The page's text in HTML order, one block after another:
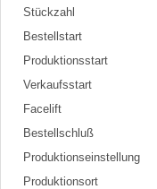
Stückzahl
Bestellstart
Produktionsstart
Verkaufsstart
Facelift
Bestellschluß
Produktionseinstellung
Produktionsort